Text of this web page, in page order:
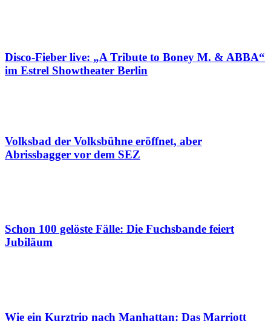
Disco-Fieber live: „A Tribute to Boney M. & ABBA“
im Estrel Showtheater Berlin
Volksbad der Volksbühne eröffnet, aber
Abrissbagger vor dem SEZ
Schon 100 gelöste Fälle: Die Fuchsbande feiert
Jubiläum
Wie ein Kurztrip nach Manhattan: Das Marriott